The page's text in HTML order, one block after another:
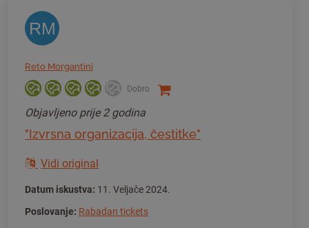
RM
Reto Morgantini
Dobro
Objavljeno prije 2 godina
"Izvrsna organizacija, čestitke"
Vidi original
Datum iskustva: 11. Veljače 2024.
Poslovanje: Rabadan tickets